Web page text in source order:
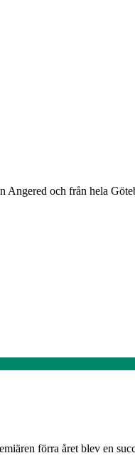
och från hela
förra året blev en